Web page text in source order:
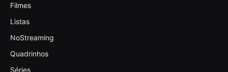
Filmes
Listas
NoStreaming
Quadrinhos
Séries